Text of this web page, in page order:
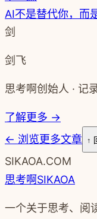
AI不是替代你，而
剑
剑飞
思考啊创始人 · 记
了解更多 →
← 浏览更多文章 ↑
SIKAOA.COM
思考啊SIKAOA
一个关于思考、阅